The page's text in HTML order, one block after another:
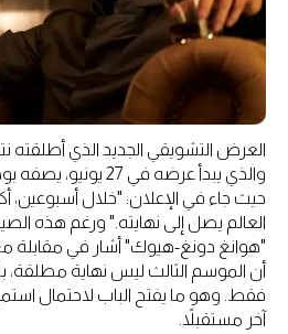
العرض التشويقي الجديد الذي أطلقته
والذي يبدأ عرضه في
حيث جاء في الإعلان: "خلال
العالم يصل إلى نهايته." ورغم هذه
أن الموسم الثالث ليس نهاية مطلقة،
فقط. وهو ما يفتح الباب لاحتمال
آخر مستقبلاً.